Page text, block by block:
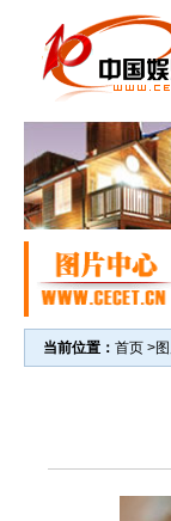
当前位置： 首页 >